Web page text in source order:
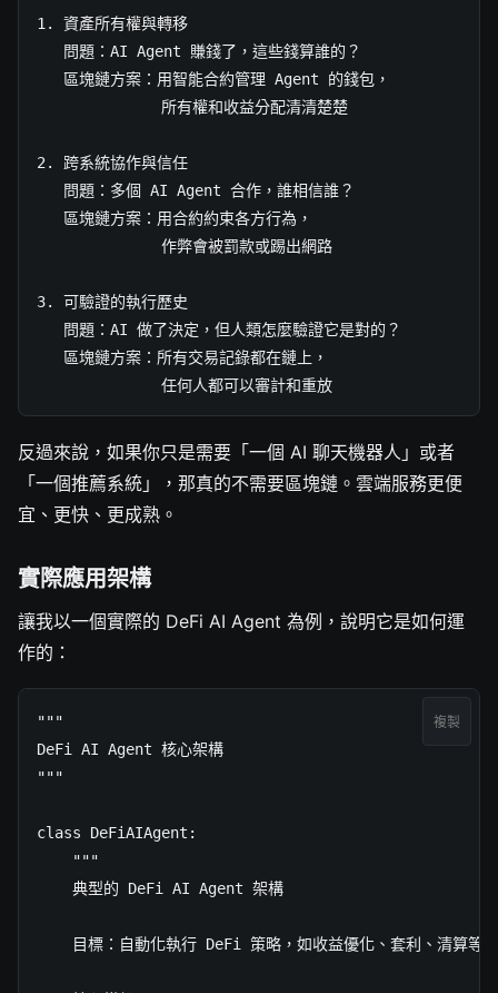
1. 資產所有權與轉移
   問題：AI Agent 賺錢了，這些錢算誰的？
   區塊鏈方案：用智能合約管理 Agent 的錢包，
              所有權和收益分配清清楚楚
2. 跨系統協作與信任
   問題：多個 AI Agent 合作，誰相信誰？
   區塊鏈方案：用合約約束各方行為，
              作弊會被罰款或踢出網路
3. 可驗證的執行歷史
   問題：AI 做了決定，但人類怎麼驗證它是對的？
   區塊鏈方案：所有交易記錄都在鏈上，
              任何人都可以審計和重放
反過來說，如果你只是需要「一個 AI 聊天機器人」或者
「一個推薦系統」，那真的不需要區塊鏈。雲端服務更便
宜、更快、更成熟。
實際應用架構
讓我以一個實際的 DeFi AI Agent 為例，說明它是如何運
作的：
"""
DeFi AI Agent 核心架構
"""
class DeFiAIAgent:
    """
    典型的 DeFi AI Agent 架構
    目標：自動化執行 DeFi 策略，如收益優化、套利、清算等
複製